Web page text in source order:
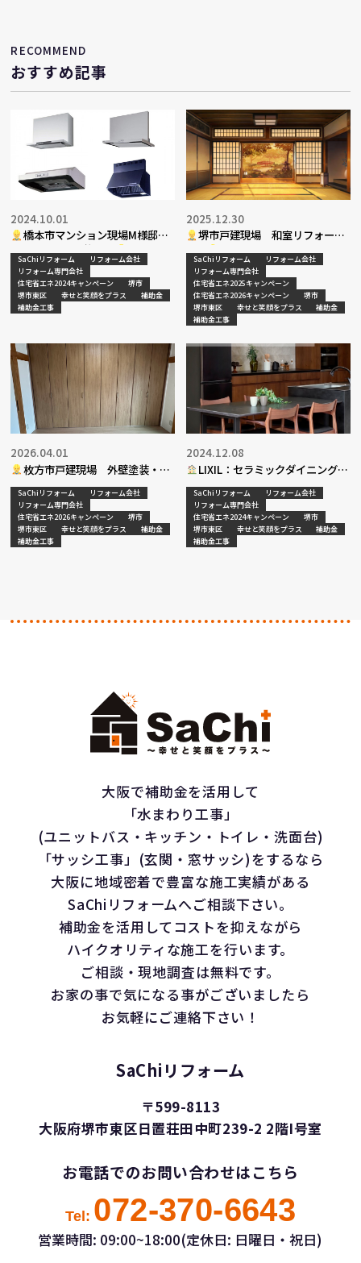
RECOMMEND
おすすめ記事
橋本市マンション現場M様邸
レンジフード交換工事
2024.10.01
SaChiリフォーム
リフォーム会社
リフォーム専門会社
住宅省エネ2024キャンペーン
堺市
堺市東区
幸せと笑顔をプラス
補助金
補助金工事
堺市戸建現場 和室リフォーム
工事
2025.12.30
SaChiリフォーム
リフォーム会社
リフォーム専門会社
住宅省エネ2025キャンペーン
住宅省エネ2026キャンペーン
堺市
堺市東区
幸せと笑顔をプラス
補助金
補助金工事
枚方市戸建現場 外壁塗装・内
装リフォーム工事完了
2026.04.01
SaChiリフォーム
リフォーム会社
リフォーム専門会社
住宅省エネ2026キャンペーン
堺市
堺市東区
幸せと笑顔をプラス
補助金
補助金工事
LIXIL：セラミックダイニングテ
ーブルpart２
2024.12.08
SaChiリフォーム
リフォーム会社
リフォーム専門会社
住宅省エネ2024キャンペーン
堺市
堺市東区
幸せと笑顔をプラス
補助金
補助金工事
大阪で補助金を活用して
「水まわり工事」
(ユニットバス・キッチン・トイレ・洗面台)
「サッシ工事」(玄関・窓サッシ)をするなら
大阪に地域密着で豊富な施工実績がある
SaChiリフォームへご相談下さい。
補助金を活用してコストを抑えながら
ハイクオリティな施工を行います。
ご相談・現地調査は無料です。
お家の事で気になる事がございましたら
お気軽にご連絡下さい！
SaChiリフォーム
〒599-8113
大阪府堺市東区日置荘田中町239-2 2階I号室
お電話でのお問い合わせはこちら
Tel: 072-370-6643
営業時間: 09:00~18:00(定休日: 日曜日・祝日)